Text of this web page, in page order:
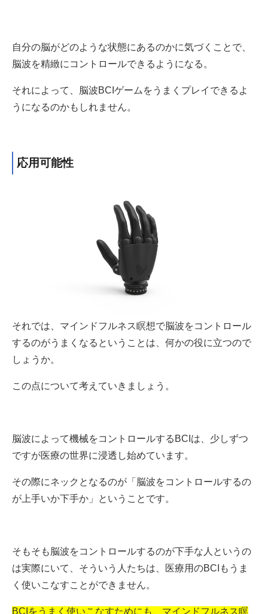
自分の脳がどのような状態にあるのかに気づくことで、
脳波を精緻にコントロールできるようになる。
それによって、脳波BCIゲームをうまくプレイできるよ
うになるのかもしれません。
応用可能性
それでは、マインドフルネス瞑想で脳波をコントロール
するのがうまくなるということは、何かの役に立つので
しょうか。
この点について考えていきましょう。
脳波によって機械をコントロールするBCIは、少しずつ
ですが医療の世界に浸透し始めています。
その際にネックとなるのが「脳波をコントロールするの
が上手いか下手か」ということです。
そもそも脳波をコントロールするのが下手な人というの
は実際にいて、そういう人たちは、医療用のBCIもうま
く使いこなすことができません。
BCIをうまく使いこなすためにも、マインドフルネス瞑